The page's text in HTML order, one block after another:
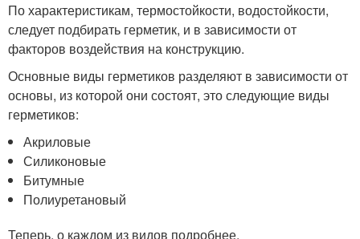
По характеристикам, термостойкости, водостойкости,
следует подбирать герметик, и в зависимости от
факторов воздействия на конструкцию.
Основные виды герметиков разделяют в зависимости от
основы, из которой они состоят, это следующие виды
герметиков:
Акриловые
Силиконовые
Битумные
Полиуретановый
Теперь, о каждом из видов подробнее.